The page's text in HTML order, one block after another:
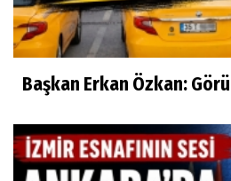
Başkan Erkan Özkan: